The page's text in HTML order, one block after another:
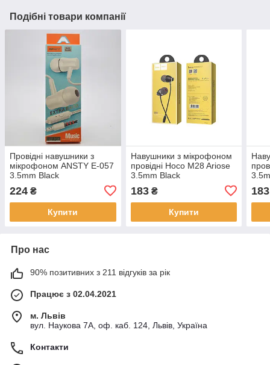
Подібні товари компанії
Провідні навушники з
мікрофоном ANSTY E-057
3.5mm Black
224 ₴
Купити
Навушники з мікрофоном
провідні Hoco M28 Ariose
3.5mm Black
183₴
Купити
183
Про нас
90% позитивних з 211 відгуків за рік
Працює з 02.04.2021
м. Львів
вул. Наукова 7А, оф. каб. 124, Львів, Україна
Контакти